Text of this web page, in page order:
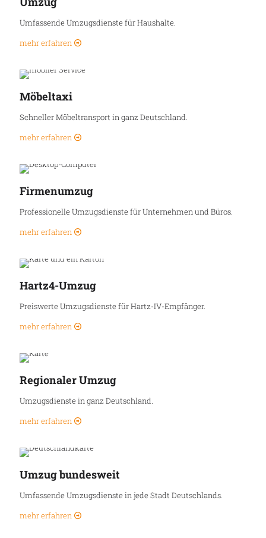
Umfassende Umzugsdienste für Haushalte.
mehr erfahren
Möbeltaxi
Schneller Möbeltransport in ganz Deutschland.
mehr erfahren
Firmenumzug
Professionelle Umzugsdienste für Unternehmen und Büros.
mehr erfahren
Hartz4-Umzug
Preiswerte Umzugsdienste für Hartz-IV-Empfänger.
mehr erfahren
Regionaler Umzug
Umzugsdienste in ganz Deutschland.
mehr erfahren
Umzug bundesweit
Umfassende Umzugsdienste in jede Stadt Deutschlands.
mehr erfahren